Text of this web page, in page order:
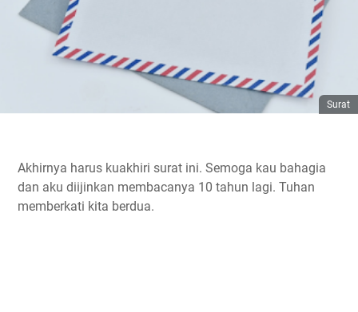
Surat
Akhirnya harus kuakhiri surat ini. Semoga kau bahagia
dan aku diijinkan membacanya 10 tahun lagi. Tuhan
memberkati kita berdua.